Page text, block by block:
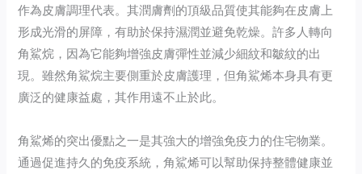
作為皮膚調理代表。其潤膚劑的頂級品質使其能夠在皮膚上
形成光滑的屏障，有助於保持濕潤並避免乾燥。許多人轉向
角鯊烷，因為它能夠增強皮膚彈性並減少細紋和皺紋的出
現。雖然角鯊烷主要側重於皮膚護理，但角鯊烯本身具有更
廣泛的健康益處，其作用遠不止於此。
角鯊烯的突出優點之一是其強大的增強免疫力的住宅物業。
通過促進持久的免疫系統，角鯊烯可以幫助保持整體健康並